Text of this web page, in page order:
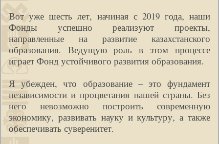
Вот уже шесть лет, начиная с 2019 года, наши
Фонды успешно реализуют проекты,
направленные на развитие казахстанского
образования. Ведущую роль в этом процессе
играет Фонд устойчивого развития образования.
Я убежден, что образование – это фундамент
независимости и процветания нашей страны. Без
него невозможно построить современную
экономику, развивать науку и культуру, а также
обеспечивать суверенитет.